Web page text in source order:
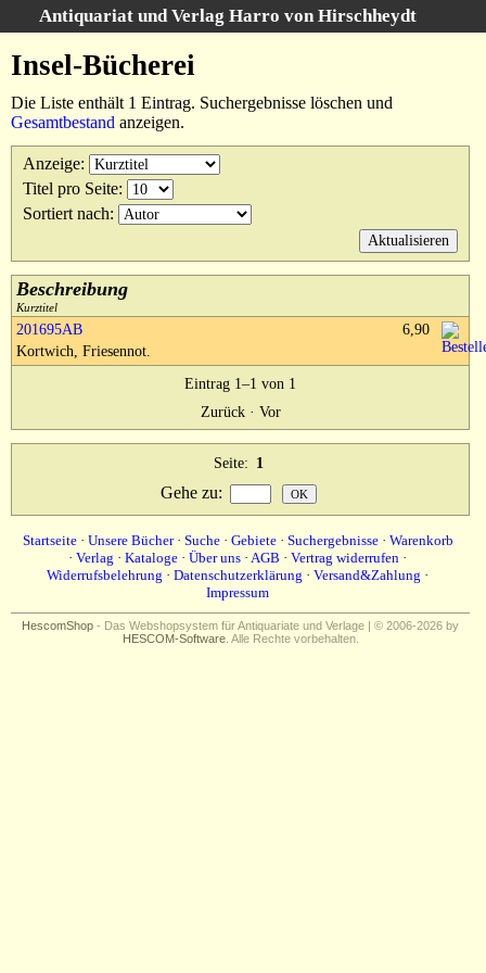
Antiquariat und Verlag Harro von Hirschheydt
Unsere Bücher
Suche
Gebiete
Suchergebnisse
Warenkorb
Kataloge
Über uns
AGB
Datenschutz
Insel-Bücherei
Die Liste enthält 1 Eintrag. Suchergebnisse löschen und
Gesamtbestand anzeigen.
Anzeige:
Titel pro Seite:
Sortiert nach:
Beschreibung
Kurztitel
201695AB
Kortwich, Friesennot.
6,90
Eintrag 1–1 von 1
Zurück· Vor
Seite: 1
Gehe zu:
Startseite· Unsere Bücher· Suche· Gebiete· Suchergebnisse· Warenkorb
· Verlag · Kataloge · Über uns · AGB · Vertrag widerrufen ·
Widerrufsbelehrung · Datenschutzerklärung · Versand&Zahlung ·
Impressum
HescomShop - Das Webshopsystem für Antiquariate und Verlage | © 2006-2026 by
HESCOM-Software. Alle Rechte vorbehalten.